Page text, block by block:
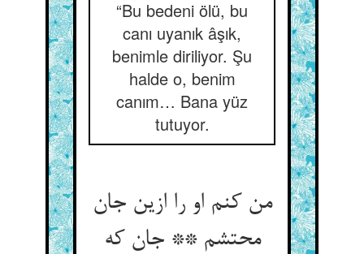
“Bu bedeni ölü, bu
canı uyanık âşık,
benimle diriliyor. Şu
halde o, benim
canım… Bana yüz
tutuyor.
من کنم او را ازین جان
محتشم ** جان که